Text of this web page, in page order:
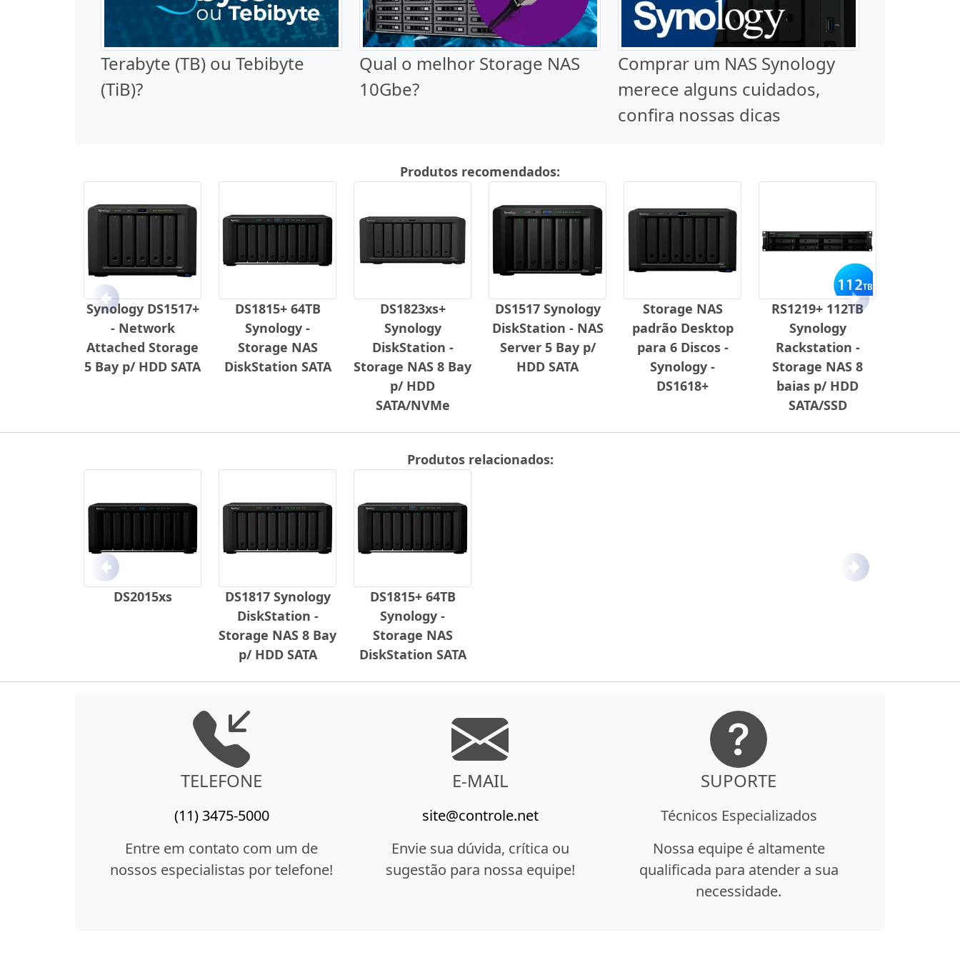
Terabyte (TB) ou Tebibyte
(TiB)?
Qual o melhor Storage NAS
10Gbe?
Comprar um NAS Synology
merece alguns cuidados,
confira nossas dicas
Produtos recomendados:
Synology DS1517+
- Network
Attached Storage
5 Bay p/ HDD SATA
DS1815+ 64TB
Synology -
Storage NAS
DiskStation SATA
DS1823xs+
Synology
DiskStation -
Storage NAS 8 Bay
p/ HDD
SATA/NVMe
DS1517 Synology
DiskStation - NAS
Server 5 Bay p/
HDD SATA
Storage NAS
padrão Desktop
para 6 Discos -
Synology -
DS1618+
RS1219+ 112TB
Synology
Rackstation -
Storage NAS 8
baias p/ HDD
SATA/SSD
Anterior Próximo
Produtos relacionados:
DS2015xs
DS1817 Synology
DiskStation -
Storage NAS 8 Bay
p/ HDD SATA
DS1815+ 64TB
Synology -
Storage NAS
DiskStation SATA
Anterior Próximo
TELEFONE
(11) 3475-5000
Entre em contato com um de
nossos especialistas por telefone!
E-MAIL
site@controle.net
Envie sua dúvida, crítica ou
sugestão para nossa equipe!
SUPORTE
Técnicos Especializados
Nossa equipe é altamente
qualificada para atender a sua
necessidade.